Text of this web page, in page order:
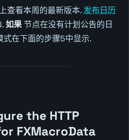
查看本周的最新版本.发布日历
如果节点在没有计划公告的日
式在下面的步骤5中显示.
the HTTP
FXMacroData